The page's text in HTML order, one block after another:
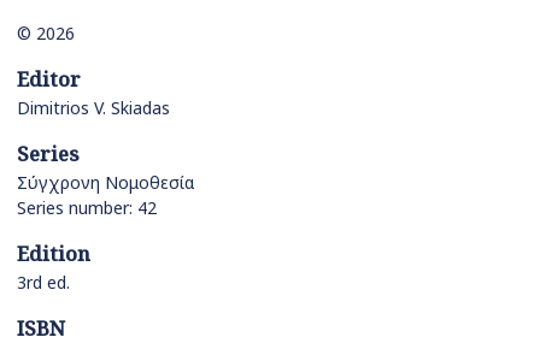
© 2026
Editor
Dimitrios V. Skiadas
Series
Σύγχρονη Νομοθεσία
Series number: 42
Edition
3rd ed.
ISBN